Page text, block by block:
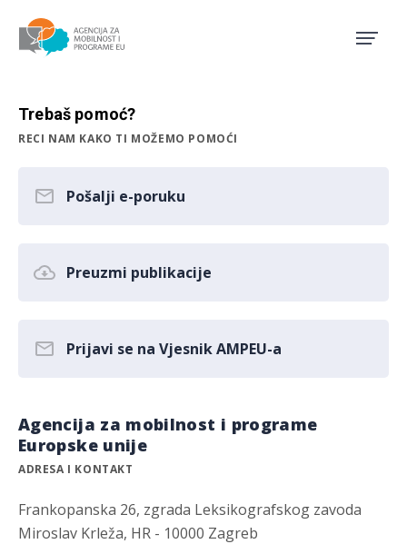
Trebaš pomoć?
RECI NAM KAKO TI MOŽEMO POMOĆI
Pošalji e-poruku
Preuzmi publikacije
Prijavi se na Vjesnik AMPEU-a
Agencija za mobilnost i programe
Europske unije
ADRESA I KONTAKT
Frankopanska 26, zgrada Leksikografskog zavoda
Miroslav Krleža, HR - 10000 Zagreb